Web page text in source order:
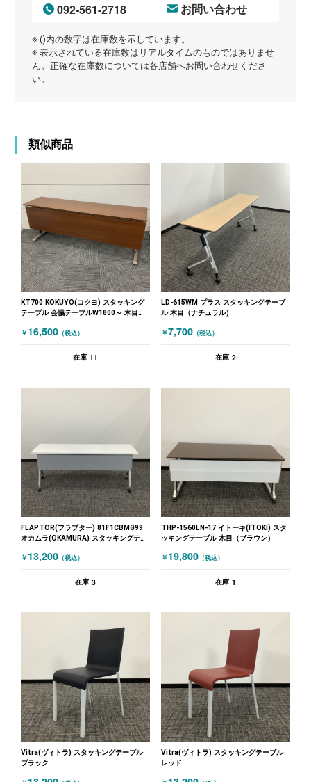
092-561-2718
お問い合わせ
※ ()内の数字は在庫数を示しています。
※ 表示されている在庫数はリアルタイムのものではありませ
ん。正確な在庫数については各店舗へお問い合わせくださ
い。
類似商品
KT700 KOKUYO(コクヨ) スタッキング
テーブル 会議テーブルW1800～ 木目
￥ 16,500 （税込）
在庫 11
LD-615WM プラス スタッキングテーブ
ル 木目（ナチュラル）
￥7,700 （税込）
在庫 2
FLAPTOR(フラプター) 81F1CBMG99
オカムラ(OKAMURA) スタッキングテー
￥ 13,200 （税込）
在庫 3
THP-1560LN-17 イトーキ(ITOKI) スタ
ッキングテーブル 木目（ブラウン）
￥ 19,800 （税込）
在庫 1
Vitra(ヴィトラ) スタッキングテーブル
ブラック
Vitra(ヴィトラ) スタッキングテーブル
レッド